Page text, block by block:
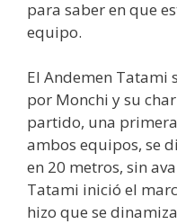
para saber en que
equipo.
El Andemen Tatami
por Monchi y su
partido, una
ambos equipos, se
en 20 metros, sin
Tatami inició el
hizo que se